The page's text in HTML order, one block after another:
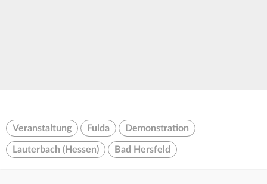
Veranstaltung Fulda Demonstration
Lauterbach (Hessen) Bad Hersfeld